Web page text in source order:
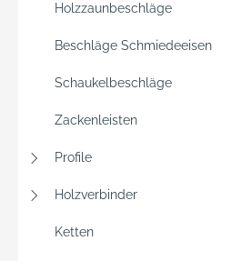
Holzzaunbeschläge
Beschläge Schmiedeeisen
Schaukelbeschläge
Zackenleisten
Profile
Holzverbinder
Ketten